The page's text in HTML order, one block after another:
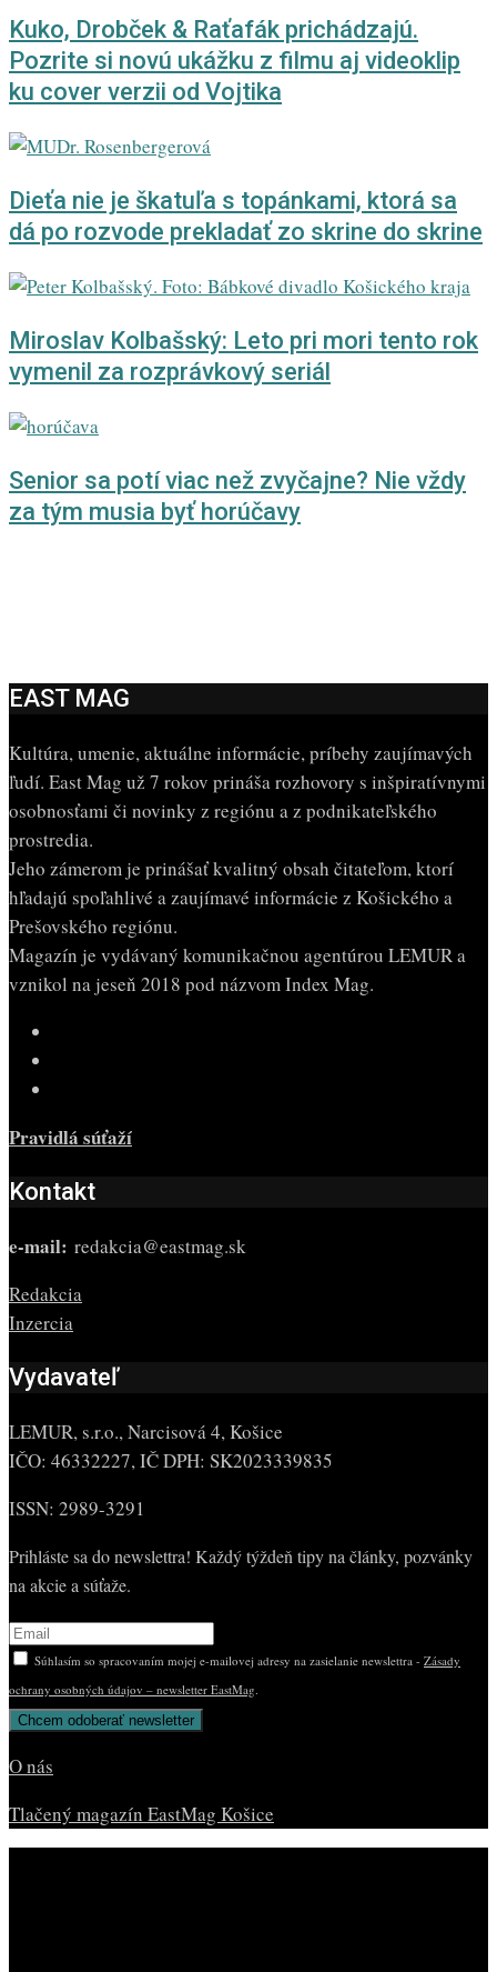
Kuko, Drobček & Raťafák prichádzajú.
Pozrite si novú ukážku z filmu aj videoklip
ku cover verzii od Vojtika
Dieťa nie je škatuľa s topánkami, ktorá sa
dá po rozvode prekladať zo skrine do skrine
Miroslav Kolbašský: Leto pri mori tento rok
vymenil za rozprávkový seriál
Senior sa potí viac než zvyčajne? Nie vždy
za tým musia byť horúčavy
EAST MAG
Kultúra, umenie, aktuálne informácie, príbehy zaujímavých
ľudí. East Mag už 7 rokov prináša rozhovory s inšpiratívnymi
osobnosťami či novinky z regiónu a z podnikateľského
prostredia.
Jeho zámerom je prinášať kvalitný obsah čitateľom, ktorí
hľadajú spoľahlivé a zaujímavé informácie z Košického a
Prešovského regiónu.
Magazín je vydávaný komunikačnou agentúrou LEMUR a
vznikol na jeseň 2018 pod názvom Index Mag.
Pravidlá súťaží
Kontakt
e-mail: redakcia@eastmag.sk
Redakcia
Inzercia
Vydavateľ
LEMUR, s.r.o., Narcisová 4, Košice
IČO: 46332227, IČ DPH: SK2023339835
ISSN: 2989-3291
Prihláste sa do newslettra! Každý týždeň tipy na články, pozvánky
na akcie a súťaže.
Súhlasím so spracovaním mojej e-mailovej adresy na zasielanie newslettra - Zásady
ochrany osobných údajov – newsletter EastMag.
O nás
Tlačený magazín EastMag Košice